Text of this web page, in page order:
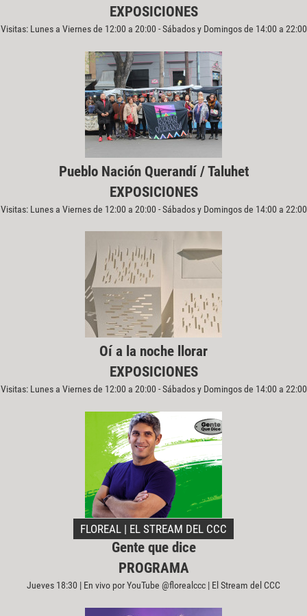
EXPOSICIONES
Visitas: Lunes a Viernes de 12:00 a 20:00 - Sábados y Domingos de 14:00 a 22:00
Pueblo Nación Querandí / Taluhet
EXPOSICIONES
Visitas: Lunes a Viernes de 12:00 a 20:00 - Sábados y Domingos de 14:00 a 22:00
Oí a la noche llorar
EXPOSICIONES
Visitas: Lunes a Viernes de 12:00 a 20:00 - Sábados y Domingos de 14:00 a 22:00
FLOREAL | EL STREAM DEL CCC
Gente que dice
PROGRAMA
Jueves 18:30 | En vivo por YouTube @florealccc | El Stream del CCC